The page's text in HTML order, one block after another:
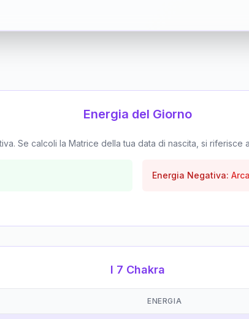
Energia del Giorno
Se calcoli la Matrice della tua data di nascita, si
Energia Negativa:
I 7 Chakra
ENERGIA